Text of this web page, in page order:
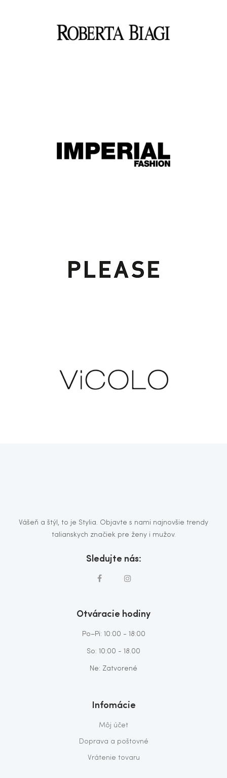
Vášeň a štýl, to je Stylia. Objavte s nami najnovšie trendy
talianskych značiek pre ženy i mužov.
Sledujte nás:
Otváracie hodiny
Po–Pi: 10:00 - 18:00
So: 10:00 - 18.00
Ne: Zatvorené
Infomácie
Môj účet
Doprava a poštovné
Vrátenie tovaru